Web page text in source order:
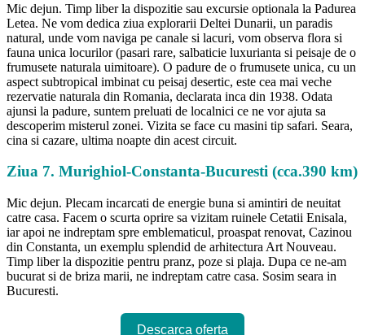
Mic dejun. Timp liber la dispozitie sau excursie optionala la Padurea
Letea. Ne vom dedica ziua explorarii Deltei Dunarii, un paradis
natural, unde vom naviga pe canale si lacuri, vom observa flora si
fauna unica locurilor (pasari rare, salbaticie luxurianta si peisaje de o
frumusete naturala uimitoare). O padure de o frumusete unica, cu un
aspect subtropical imbinat cu peisaj desertic, este cea mai veche
rezervatie naturala din Romania, declarata inca din 1938. Odata
ajunsi la padure, suntem preluati de localnici ce ne vor ajuta sa
descoperim misterul zonei. Vizita se face cu masini tip safari. Seara,
cina si cazare, ultima noapte din acest circuit.
Ziua 7. Murighiol-Constanta-Bucuresti (cca.390 km)
Mic dejun. Plecam incarcati de energie buna si amintiri de neuitat
catre casa. Facem o scurta oprire sa vizitam ruinele Cetatii Enisala,
iar apoi ne indreptam spre emblematicul, proaspat renovat, Cazinou
din Constanta, un exemplu splendid de arhitectura Art Nouveau.
Timp liber la dispozitie pentru pranz, poze si plaja. Dupa ce ne-am
bucurat si de briza marii, ne indreptam catre casa. Sosim seara in
Bucuresti.
Descarca oferta